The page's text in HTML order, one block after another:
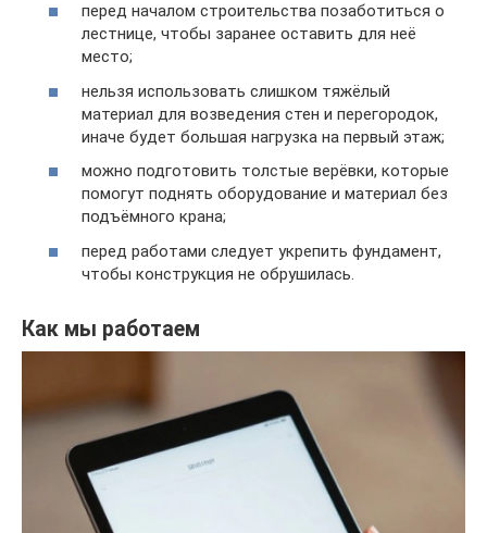
перед началом строительства позаботиться о
лестнице, чтобы заранее оставить для неё
место;
нельзя использовать слишком тяжёлый
материал для возведения стен и перегородок,
иначе будет большая нагрузка на первый этаж;
можно подготовить толстые верёвки, которые
помогут поднять оборудование и материал без
подъёмного крана;
перед работами следует укрепить фундамент,
чтобы конструкция не обрушилась.
Как мы работаем